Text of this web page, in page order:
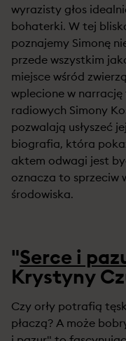
wyrazisty głos
bohaterki. W tej
poznajemy Simonę
przede wszystkim
miejsce wśród
wplecione w
radiowych Simony
pozwalają usłyszeć
biografia, która
aktem odwagi jest
oznacza to sprzeciw
środowiska.
"Serce i
Krystyny
Czy orły potrafią
płaczą? A może